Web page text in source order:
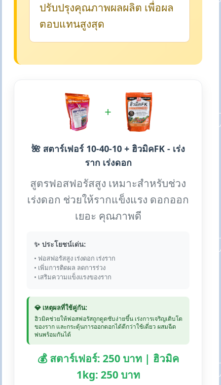
ปรับปรุงคุณภาพผลผลิต เพื่อผล
ตอบแทนสูงสุด
+
🌺 สตาร์เฟอร์ 10-40-10 + ฮิวมิคFK - เร่ง
ราก เร่งดอก
สูตรฟอสฟอรัสสูง เหมาะสำหรับช่วง
เร่งดอก ช่วยให้รากแข็งแรง ดอกออก
เยอะ คุณภาพดี
✨ ประโยชน์เด่น:
• ฟอสฟอรัสสูง เร่งดอก เร่งราก
• เพิ่มการติดผล ลดการร่วง
• เสริมความแข็งแรงของราก
💎 เหตุผลที่ใช้คู่กัน:
ฮิวมิคช่วยให้ฟอสฟอรัสถูกดูดซับง่ายขึ้น เร่งการเจริญเติบโต
ของราก และกระตุ้นการออกดอกได้ดีกว่าใช้เดี่ยว ผสมฉีด
พ่นพร้อมกันได้
💰 สตาร์เฟอร์: 250 บาท | ฮิวมิค
1kg: 250 บาท